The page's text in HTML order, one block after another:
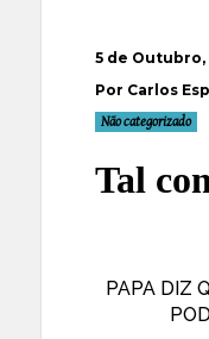
5 de Outubro,
Por Carlos
Não categorizado
Tal
PAPA DIZ